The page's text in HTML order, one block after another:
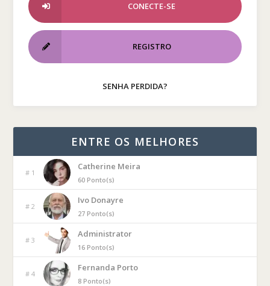
CONECTE-SE
REGISTRO
SENHA PERDIDA?
ENTRE OS MELHORES
# 1
Catherine Meira
60 Ponto(s)
# 2
Ivo Donayre
27 Ponto(s)
# 3
Administrator
16 Ponto(s)
# 4
Fernanda Porto
8 Ponto(s)